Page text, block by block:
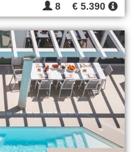
8 € 5.390